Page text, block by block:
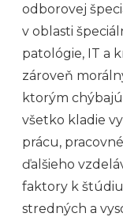
odborovej
v oblasti
patológie, IT a
zároveň
ktorým
všetko kladie
prácu,
ďalšieho
faktory k
stredných a